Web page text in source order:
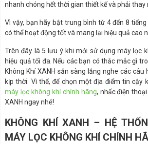
nhanh chóng hết thời gian thiết kế và phải thay
Vì vậy, bạn hãy bật trung bình từ 4 đến 8
có thể hoạt động tốt và mang lại hiệu quả cao
Trên đây là 5 lưu ý khi mới sử dụng máy lọc
hiệu quả tối đa. Nếu các bạn có thắc mắc gì
Không Khí XANH sẵn sàng lắng nghe các
kịp thời. Vì thế, để chọn một địa điểm tin cậy
máy lọc không khí chính hãng, nhấc điện
XANH ngay nhé!
KHÔNG KHÍ XANH – HỆ
MÁY LỌC KHÔNG KHÍ CHÍNH